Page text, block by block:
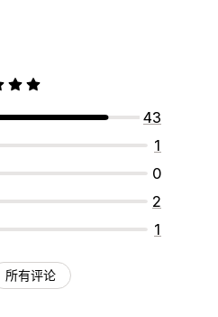
43
1
0
2
1
所有评论